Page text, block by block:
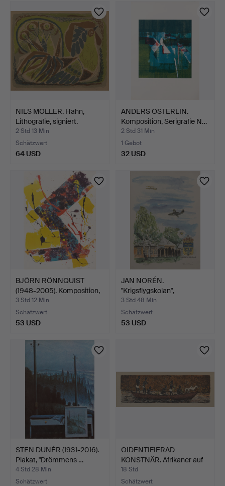
NILS MÖLLER. Hahn,
Lithografie, signiert.
2 Std 13 Min
Schätzwert
64 USD
ANDERS ÖSTERLIN.
Komposition, Serigrafie N…
2 Std 31 Min
1 Gebot
32 USD
BJÖRN RÖNNQUIST
(1948-2005). Komposition,
…
3 Std 12 Min
Schätzwert
53 USD
JAN NORÉN.
"Krigsflygskolan",
Lithografie …
3 Std 48 Min
Schätzwert
53 USD
STEN DUNÉR (1931-2016).
Plakat, "Drömmens …
4 Std 28 Min
Schätzwert
OIDENTIFIERAD
KONSTNÄR. Afrikaner auf
der …
18 Std
Schätzwert